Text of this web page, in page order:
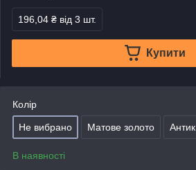
196,04 ₴ від 3 шт.
Купити
Колір
Не вибрано Матове золото Антик
В наявності